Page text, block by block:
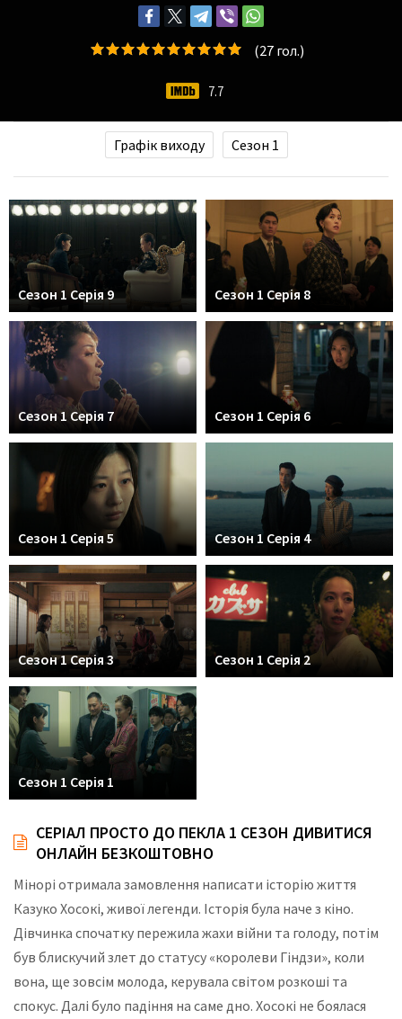
(27гол.)
7.7
Графік виходу Сезон 1
Сезон 1 Серія 9 Сезон 1 Серія 8
Сезон 1 Серія 7 Сезон 1 Серія 6
Сезон 1 Серія 5 Сезон 1 Серія 4
Сезон 1 Серія 3 Сезон 1 Серія 2
Сезон 1 Серія 1
СЕРІАЛ ПРОСТО ДО ПЕКЛА 1 СЕЗОН ДИВИТИСЯ
ОНЛАЙН БЕЗКОШТОВНО
Мінорі отримала замовлення написати історію життя
Казуко Хосокі, живої легенди. Історія була наче з кіно.
Дівчинка спочатку пережила жахи війни та голоду, потім
був блискучий злет до статусу «королеви Гіндзи», коли
вона, ще зовсім молода, керувала світом розкоші та
спокус. Далі було падіння на саме дно. Хосокі не боялася